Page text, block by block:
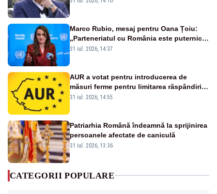
Marco Rubio, mesaj pentru Oana Țoiu:
„Parteneriatul cu România este puternic
și prețuit”
31 iul. 2026, 14:37
AUR a votat pentru introducerea de
măsuri ferme pentru limitarea răspândirii
virusului pestei porcine africane
31 iul. 2026, 14:55
Patriarhia Română îndeamnă la sprijinirea
persoanele afectate de caniculă
31 iul. 2026, 13:36
CATEGORII POPULARE